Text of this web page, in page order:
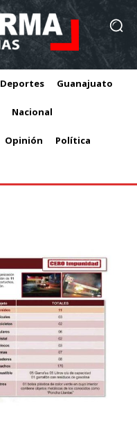
Deportes Guanajuato
Nacional
Opinión Política